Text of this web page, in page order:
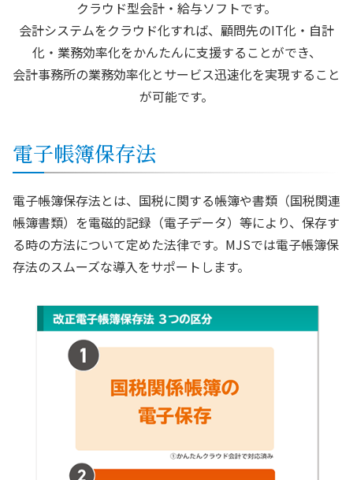
クラウド型会計・給与ソフトです。
会計システムをクラウド化すれば、顧問先のIT化・自計
化・業務効率化をかんたんに支援することができ、
会計事務所の業務効率化とサービス迅速化を実現すること
が可能です。
電子帳簿保存法
電子帳簿保存法とは、国税に関する帳簿や書類（国税関連
帳簿書類）を電磁的記録（電子データ）等により、保存す
る時の方法について定めた法律です。MJSでは電子帳簿保
存法のスムーズな導入をサポートします。